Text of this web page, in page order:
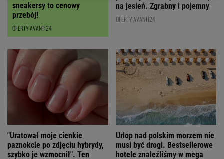
sneakersy to cenowy
przebój!
OFERTY AVANTI24
na jesień. Zgrabny i pojemny
OFERTY AVANTI24
"Uratował moje cienkie
paznokcie po zdjęciu hybrydy,
szybko je wzmocnił". Ten
Urlop nad polskim morzem nie
musi być drogi. Bestsellerowe
hotele znaleźliśmy w mega